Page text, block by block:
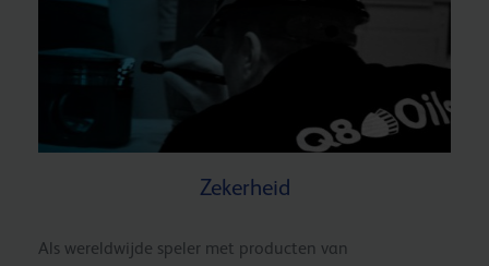
Zekerheid
Als wereldwijde speler met producten van